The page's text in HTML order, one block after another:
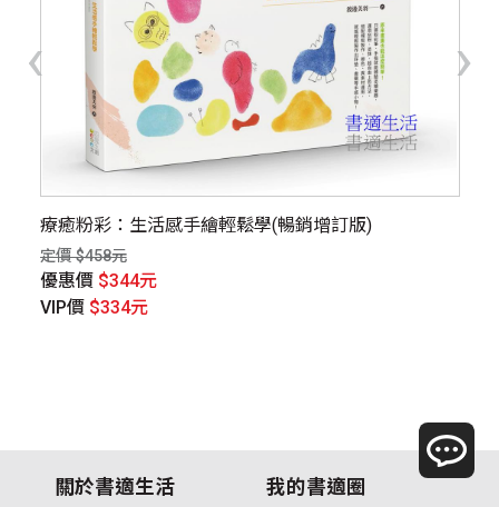
療癒粉彩：生活感手繪輕鬆學(暢銷增訂版)
定價 $458元
優惠價 $344元
VIP價 $334元
‹ ›
關於書適生活 我的書適圈